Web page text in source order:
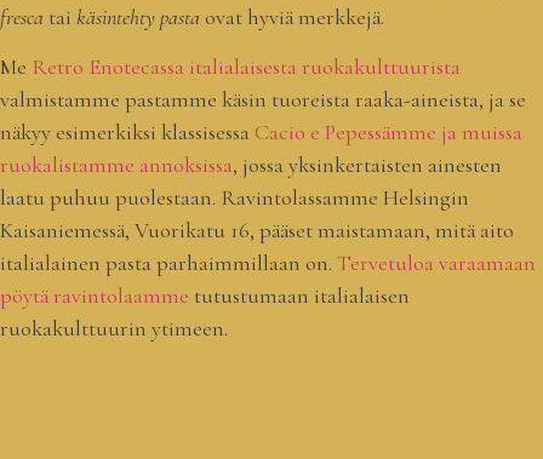
fresca tai käsintehty pasta ovat hyviä merkkejä.
Me Retro Enotecassa italialaisesta ruokakulttuurista
valmistamme pastamme käsin tuoreista raaka-aineista, ja se
näkyy esimerkiksi klassisessa Cacio e Pepessämme ja muissa
ruokalistamme annoksissa, jossa yksinkertaisten ainesten
laatu puhuu puolestaan. Ravintolassamme Helsingin
Kaisaniemessä, Vuorikatu 16, pääset maistamaan, mitä aito
italialainen pasta parhaimmillaan on. Tervetuloa varaamaan
pöytä ravintolaamme tutustumaan italialaisen
ruokakulttuurin ytimeen.